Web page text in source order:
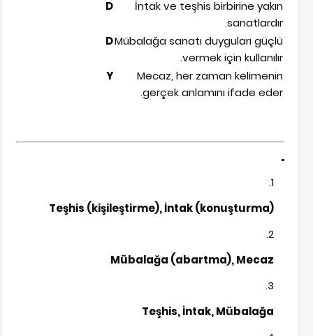
İntak ve teşhis birbirine yakın
sanatlardır.
D
Mübalağa sanatı duyguları güçlü
vermek için kullanılır.
D
Mecaz, her zaman kelimenin
gerçek anlamını ifade eder.
Y
.
Teşhis (kişileştirme), İntak (konuşturma)
Mübalağa (abartma), Mecaz
Teşhis, İntak, Mübalağa